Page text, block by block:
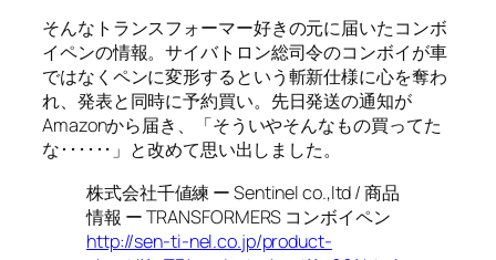
そんなトランスフォーマー好きの元に届いたコンボ
イペンの情報。サイバトロン総司令のコンボイが車
ではなくペンに変形するという斬新仕様に心を奪わ
れ、発表と同時に予約買い。先日発送の通知が
Amazonから届き、「そういやそんなもの買ってた
な･･････」と改めて思い出しました。
株式会社千値練 ー Sentinel co.,ltd / 商品
情報 ー TRANSFORMERS コンボイペン
http://sen-ti-nel.co.jp/product-